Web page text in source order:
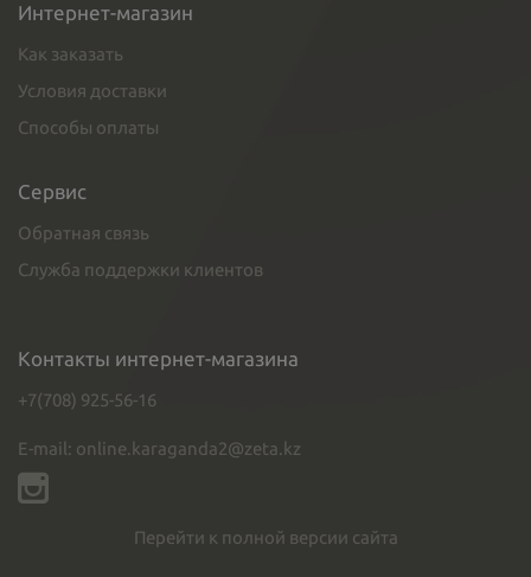
Интернет-магазин
Как заказать
Условия доставки
Способы оплаты
Сервис
Обратная связь
Служба поддержки клиентов
Контакты интернет-магазина
+7(708) 925-56-16
E-mail: online.karaganda2@zeta.kz
Перейти к полной версии сайта